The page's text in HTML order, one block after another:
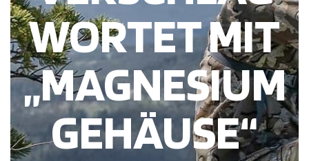
WORTET MIT
„MAGNESIUM
GEHÄUSE“